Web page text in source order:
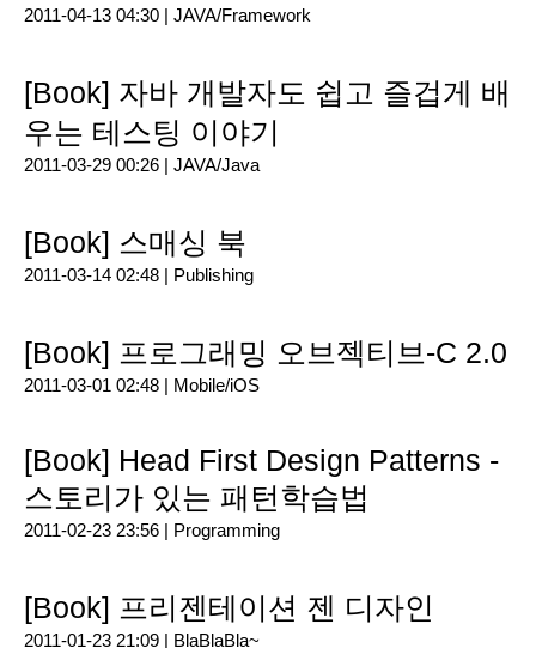
2011-04-13 04:30 | JAVA/Framework
[Book] 자바 개발자도 쉽고 즐겁게 배
우는 테스팅 이야기
2011-03-29 00:26 | JAVA/Java
[Book] 스매싱 북
2011-03-14 02:48 | Publishing
[Book] 프로그래밍 오브젝티브-C 2.0
2011-03-01 02:48 | Mobile/iOS
[Book] Head First Design Patterns -
스토리가 있는 패턴학습법
2011-02-23 23:56 | Programming
[Book] 프리젠테이션 젠 디자인
2011-01-23 21:09 | BlaBlaBla~